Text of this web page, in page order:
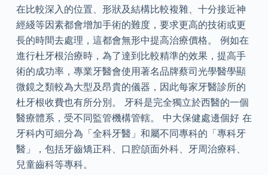
在比較深入的位置、形狀及結構比較複雜、十分接近神
經綫等因素都會增加手術的難度，要求更高的技術或更
長的時間去處理，這都會無形中提高治療價格。 例如在
進行杜牙根治療時，為了達到比較精準的效果，提高手
術的成功率，專業牙醫會使用著名品牌蔡司光學醫學顯
微鏡之類較為大型及昂貴的儀器，因此每家牙醫診所的
杜牙根收費也有所分別。 牙科是完全獨立於西醫的一個
醫療體系，受不同監管機構管轄。 中大保健處邊個好 在
牙科内可細分為「全科牙醫」和屬不同專科的「專科牙
醫」，包括牙齒矯正科、口腔頜面外科、牙周治療科、
兒童齒科等專科。